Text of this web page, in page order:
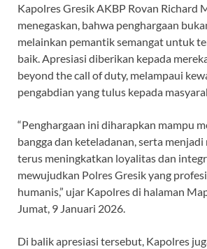
Kapolres Gresik AKBP Rovan Richard
menegaskan, bahwa penghargaan
melainkan pemantik semangat untuk
baik. Apresiasi diberikan kepada
beyond the call of duty, melampaui
pengabdian yang tulus kepada
“Penghargaan ini diharapkan mampu
bangga dan keteladanan, serta
terus meningkatkan loyalitas dan
mewujudkan Polres Gresik yang
humanis,” ujar Kapolres di halaman
Jumat, 9 Januari 2026.
Di balik apresiasi tersebut, Kapolres